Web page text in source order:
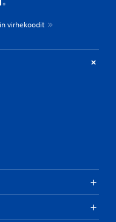
virhekoodit